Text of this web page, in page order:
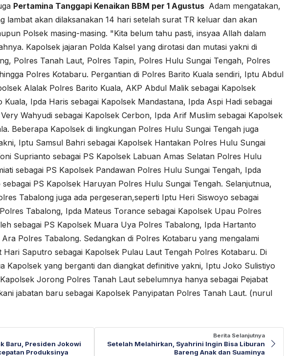
Pertamina Tanggapi Kenaikan BBM per 1 Agustus Adam mengatakan,
lambat akan dilaksanakan 14 hari setelah surat TR keluar dan akan
Polsek masing-masing. "Kita belum tahu pasti, insyaa Allah dalam
Kapolsek jajaran Polda Kalsel yang dirotasi dan mutasi yakni di
Polres Tanah Laut, Polres Tapin, Polres Hulu Sungai Tengah, Polres
Polres Kotabaru. Pergantian di Polres Barito Kuala sendiri, Iptu Abdul
Alalak Polres Barito Kuala, AKP Abdul Malik sebagai Kapolsek
Ipda Haris sebagai Kapolsek Mandastana, Ipda Aspi Hadi sebagai
Wahyudi sebagai Kapolsek Cerbon, Ipda Arif Muslim sebagai Kapolsek
Beberapa Kapolsek di lingkungan Polres Hulu Sungai Tengah juga
Iptu Samsul Bahri sebagai Kapolsek Hantakan Polres Hulu Sungai
Suprianto sebagai PS Kapolsek Labuan Amas Selatan Polres Hulu
sebagai PS Kapolsek Pandawan Polres Hulu Sungai Tengah, Ipda
PS Kapolsek Haruyan Polres Hulu Sungai Tengah. Selanjutnua,
Tabalong juga ada pergeseran,seperti Iptu Heri Siswoyo sebagai
Tabalong, Ipda Mateus Torance sebagai Kapolsek Upau Polres
sebagai PS Kapolsek Muara Uya Polres Tabalong, Ipda Hartanto
Polres Tabalong. Sedangkan di Polres Kotabaru yang mengalami
Saputro sebagai Kapolsek Pulau Laut Tengah Polres Kotabaru. Di
Kapolsek yang berganti dan diangkat definitive yakni, Iptu Joko Sulistiyo
Jorong Polres Tanah Laut sebelumnya hanya sebagai Pejabat
jabatan baru sebagai Kapolsek Panyipatan Polres Tanah Laut. (nurul
Baru, Presiden Jokowi
Produksinya
Berita Selanjutnya
Setelah Melahirkan, Syahrini Ingin Bisa Liburan
Bareng Anak dan Suaminya